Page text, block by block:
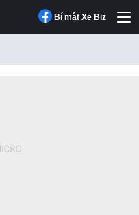
Bí mật Xe Biz